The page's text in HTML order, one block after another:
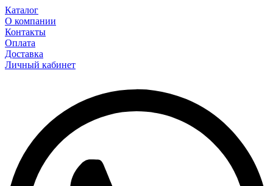
Каталог
О компании
Контакты
Оплата
Доставка
Личный кабинет